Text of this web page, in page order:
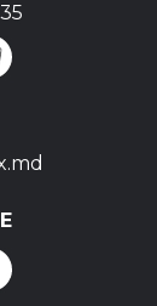
LAVOAR
PENTRU
CU DULAP
SIMPLE ȘI